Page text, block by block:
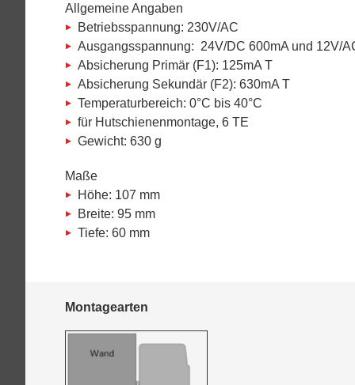
Allgemeine Angaben
Betriebsspannung: 230V/AC
Ausgangsspannung: 24V/DC 600mA und 12V/
Absicherung Primär (F1): 125mA T
Absicherung Sekundär (F2): 630mA T
Temperaturbereich: 0°C bis 40°C
für Hutschienenmontage, 6 TE
Gewicht: 630 g
Maße
Höhe: 107 mm
Breite: 95 mm
Tiefe: 60 mm
Montagearten